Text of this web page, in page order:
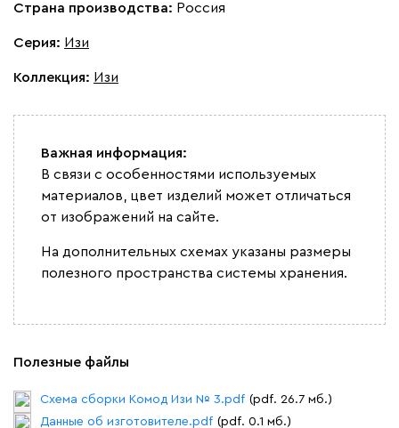
Страна производства: Россия
Серия: Изи
Коллекция: Изи
Важная информация:
В связи с особенностями используемых
материалов, цвет изделий может отличаться
от изображений на сайте.
На дополнительных схемах указаны размеры
полезного пространства системы хранения.
Полезные файлы
Схема сборки Комод Изи № 3.pdf (pdf. 26.7 мб.)
Данные об изготовителе.pdf (pdf. 0.1 мб.)